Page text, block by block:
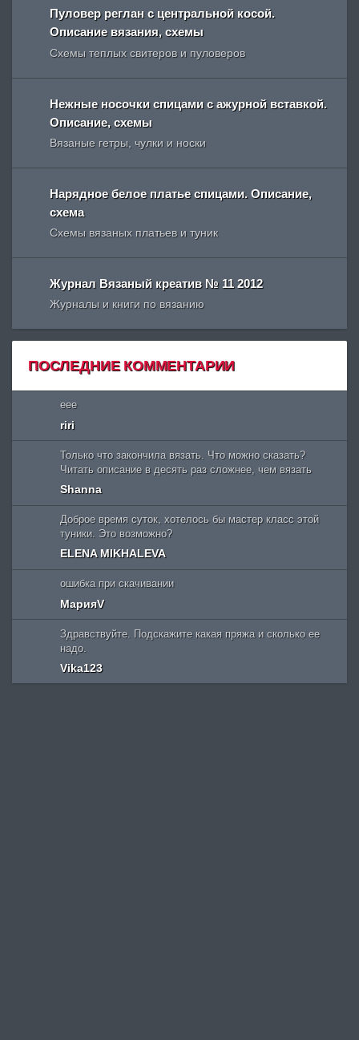
Пуловер реглан с центральной косой.
Описание вязания, схемы
Схемы теплых свитеров и пуловеров
Нежные носочки спицами с ажурной вставкой.
Описание, схемы
Вязаные гетры, чулки и носки
Нарядное белое платье спицами. Описание,
схема
Схемы вязаных платьев и туник
Журнал Вязаный креатив № 11 2012
Журналы и книги по вязанию
ПОСЛЕДНИЕ КОММЕНТАРИИ
eee
riri
Только что закончила вязать. Что можно сказать?
Читать описание в десять раз сложнее, чем вязать
Shanna
Доброе время суток, хотелось бы мастер класс этой
туники. Это возможно?
ELENA MIKHALEVA
ошибка при скачивании
МарияV
Здравствуйте. Подскажите какая пряжа и сколько ее
надо.
Vika123